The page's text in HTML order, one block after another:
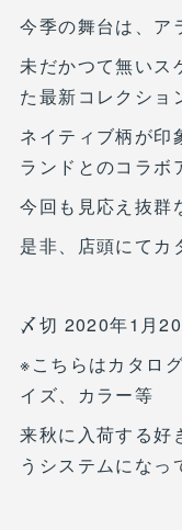
今季の舞台は、ア
未だかつて無いス
た最新コレクショ
ネイティブ柄が印
ランドとのコラボ
今回も見応え抜
是非、店頭にてカ
〆切 2020年1月
※こちらはカタロ
イズ、カラー等
来秋に入荷する好
うシステムになっ